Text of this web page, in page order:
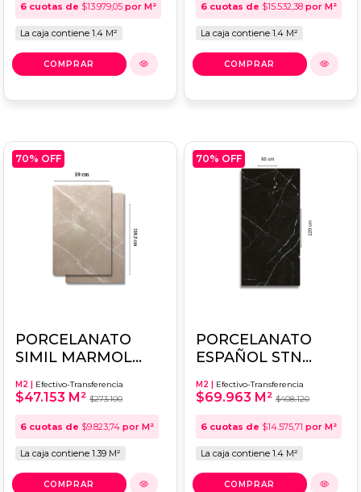
6 cuotas de $13.979,05 por M²
La caja contiene 1.4 M²
6 cuotas de $15.532,38 por M²
La caja contiene 1.4 M²
70% OFF
PORCELANATO
SIMIL MARMOL
VALENCIA CREMA
M2 | Efectivo-Transferencia
$47.153 M² $273.100
6 cuotas de $9.823,74 por M²
La caja contiene 1.39 M²
70% OFF
PORCELANATO
ESPAÑOL STN
BLACK PULIDO
M2 | Efectivo-Transferencia
$69.963 M² $408.120
6 cuotas de $14.575,71 por M²
La caja contiene 1.4 M²